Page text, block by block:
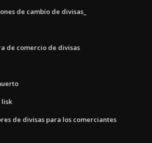
de cambio de divisas_
de comercio de divisas
lisk
de divisas para los comerciantes